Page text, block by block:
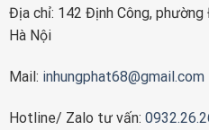
Địa chỉ: 142 Định Công, phường
Hà Nội
Mail: inhungphat68@gmail.com
Hotline/ Zalo tư vấn: